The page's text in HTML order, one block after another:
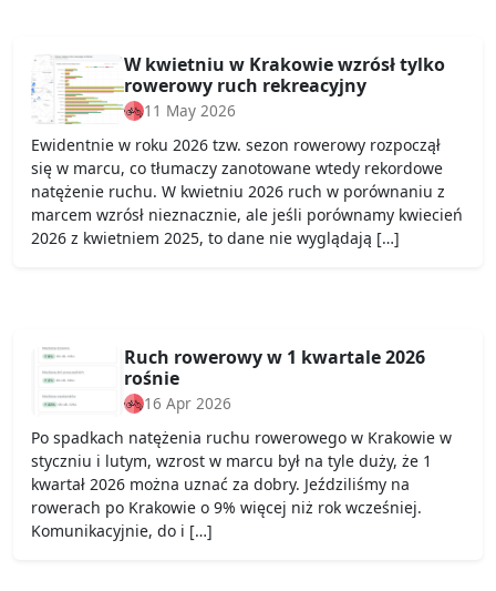
W kwietniu w Krakowie wzrósł tylko
rowerowy ruch rekreacyjny
11 May 2026
Ewidentnie w roku 2026 tzw. sezon rowerowy rozpoczął
się w marcu, co tłumaczy zanotowane wtedy rekordowe
natężenie ruchu. W kwietniu 2026 ruch w porównaniu z
marcem wzrósł nieznacznie, ale jeśli porównamy kwiecień
2026 z kwietniem 2025, to dane nie wyglądają […]
Ruch rowerowy w 1 kwartale 2026
rośnie
16 Apr 2026
Po spadkach natężenia ruchu rowerowego w Krakowie w
styczniu i lutym, wzrost w marcu był na tyle duży, że 1
kwartał 2026 można uznać za dobry. Jeździliśmy na
rowerach po Krakowie o 9% więcej niż rok wcześniej.
Komunikacyjnie, do i […]